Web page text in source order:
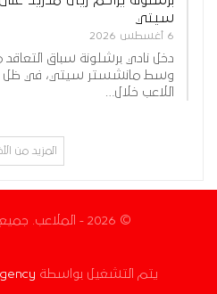
سيتي
6 أغسطس 2026
دخل نادي برشلونة سباق التعاقد
وسط مانشستر سيتي، في ظل
اللاعب خلال…
المزيد من
© 2026 - الملاعب. جميع الحقوق محفوظة.
يتم التشغيل بواسطة